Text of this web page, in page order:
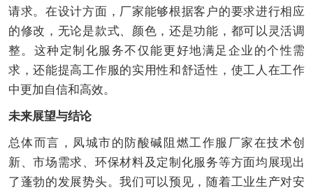
请求。在设计方面，厂家能够根据客户的要求进行相应
的修改，无论是款式、颜色，还是功能，都可以灵活调
整。这种定制化服务不仅能更好地满足企业的个性需
求，还能提高工作服的实用性和舒适性，使工人在工作
中更加自信和高效。
未来展望与结论
总体而言，凤城市的防酸碱阻燃工作服厂家在技术创
新、市场需求、环保材料及定制化服务等方面均展现出
了蓬勃的发展势头。我们可以预见，随着工业生产对安